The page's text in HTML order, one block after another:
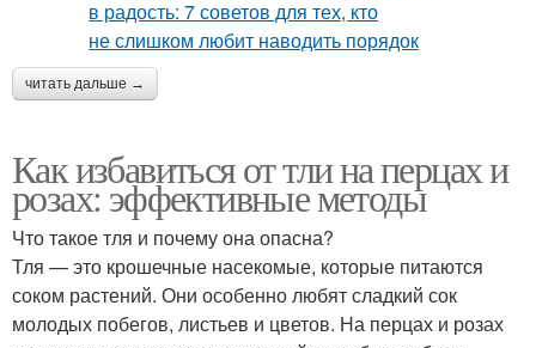
читать дальше →
Как избавиться от тли на перцах и
розах: эффективные методы
Что такое тля и почему она опасна?
Тля — это крошечные насекомые, которые питаются
соком растений. Они особенно любят сладкий сок
молодых побегов, листьев и цветов. На перцах и розах